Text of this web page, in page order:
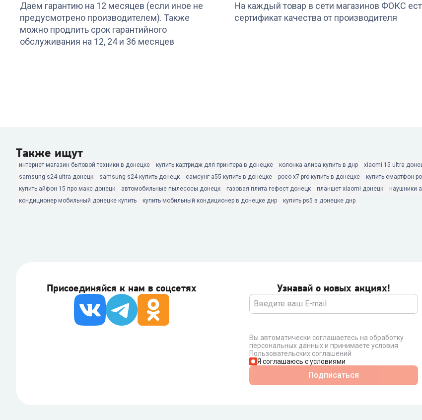
Даем гарантию на 12 месяцев (если иное не
предусмотрено производителем). Также
можно продлить срок гарантийного
обслуживания на 12, 24 и 36 месяцев
На каждый товар в сети магазинов ФОКС
сертификат качества от производителя
Также ищут
интернет магазин бытовой техники в донецке купить картридж для принтера в донецке колонка алиса купить в днр xiaomi 15 ultra
samsung s24 ultra донецк
samsung s24 купить донецк самсунг а55 купить в донецке poco x7 pro купить в донецке купить смартфон
купить айфон 15 про макс донецк
автомобильные пылесосы донецк газовая плита гефест донецк планшет xiaomi донецк наушники
кондиционер мобильный донецке купить
купить мобильный кондиционер в донецке днр купить ps5 в донецке днр
Присоединяйся к нам в соцсетях Узнавай о новых акциях!
Вы автоматически соглашаетесь на обработку
персональных данных и принимаете условия
Пользовательских соглашений
Я соглашаюсь с условиями
Подписаться